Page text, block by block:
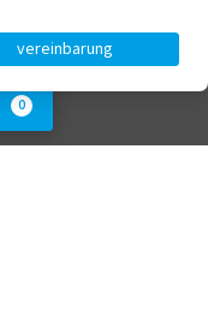
0
vereinbarung